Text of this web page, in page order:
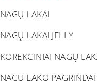
NAGŲ LAKAI
NAGŲ LAKAI JELLY
KOREKCINIAI NAGŲ
NAGŲ LAKO PAGRINDAI